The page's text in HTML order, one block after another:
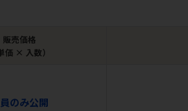
販売価格
価 × 入数）
のみ公開